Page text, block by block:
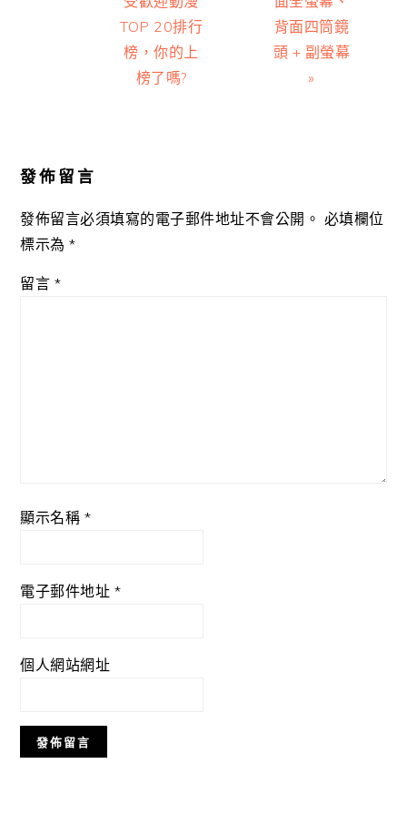
TOP 20排行
榜，你的上
榜了嗎?
背面四筒鏡
頭 + 副螢幕
»
發佈留言
發佈留言必須填寫的電子郵件地址不會公開。 必填欄位
標示為*
留言 *
顯示名稱 *
電子郵件地址 *
個人網站網址